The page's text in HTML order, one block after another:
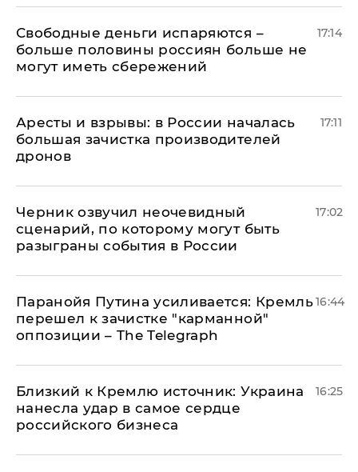
Свободные деньги испаряются –
больше половины россиян больше не
могут иметь сбережений
17:14
Аресты и взрывы: в России началась
большая зачистка производителей
дронов
17:11
Черник озвучил неочевидный
сценарий, по которому могут быть
разыграны события в России
17:02
Паранойя Путина усиливается: Кремль
перешел к зачистке "карманной"
оппозиции – The Telegraph
16:44
Близкий к Кремлю источник: Украина
нанесла удар в самое сердце
российского бизнеса
16:25